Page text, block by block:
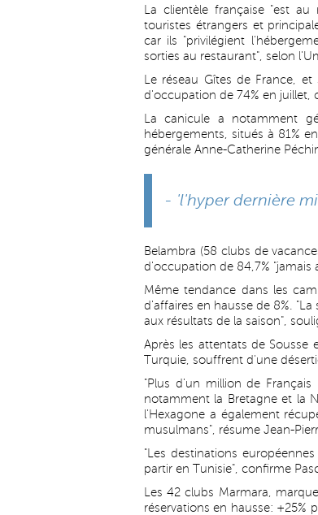
La clientèle française "est
touristes étrangers et
car ils "privilégient
sorties au restaurant", selon
Le réseau Gîtes de France,
d'occupation de 74% en juillet,
La canicule a notamment
hébergements, situés à 81%
générale Anne-Catherine
- 'l'hyper dernière
Belambra (58 clubs de
d'occupation de 84,7% "jamais
Même tendance dans les
d'affaires en hausse de 8%.
aux résultats de la saison",
Après les attentats de Sousse
Turquie, souffrent d'une
"Plus d'un million de
notamment la Bretagne et la
l'Hexagone a également
musulmans", résume Jean-
"Les destinations
partir en Tunisie", confirme
Les 42 clubs Marmara,
réservations en hausse: +25%